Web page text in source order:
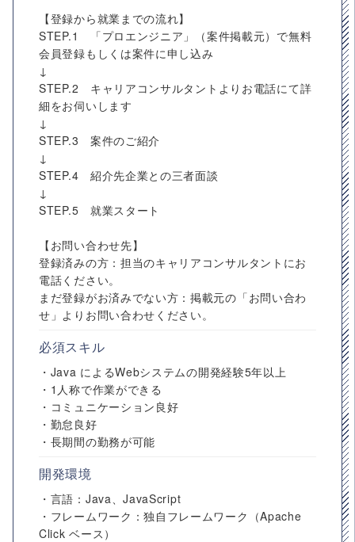
【登録から就業までの流れ】
STEP.1 「プロエンジニア」（案件掲載元）で無料
会員登録もしくは案件に申し込み
↓
STEP.2 キャリアコンサルタントよりお電話にて詳
細をお伺いします
↓
STEP.3 案件のご紹介
↓
STEP.4 紹介先企業との三者面談
↓
STEP.5 就業スタート
【お問い合わせ先】
登録済みの方：担当のキャリアコンサルタントにお
電話ください。
まだ登録がお済みでない方：掲載元の「お問い合わ
せ」よりお問い合わせください。
必須スキル
・Java によるWebシステムの開発経験5年以上
・1人称で作業ができる
・コミュニケーション良好
・勤怠良好
・長期間の勤務が可能
開発環境
・言語：Java、JavaScript
・フレームワーク：独自フレームワーク（Apache
Click ベース）